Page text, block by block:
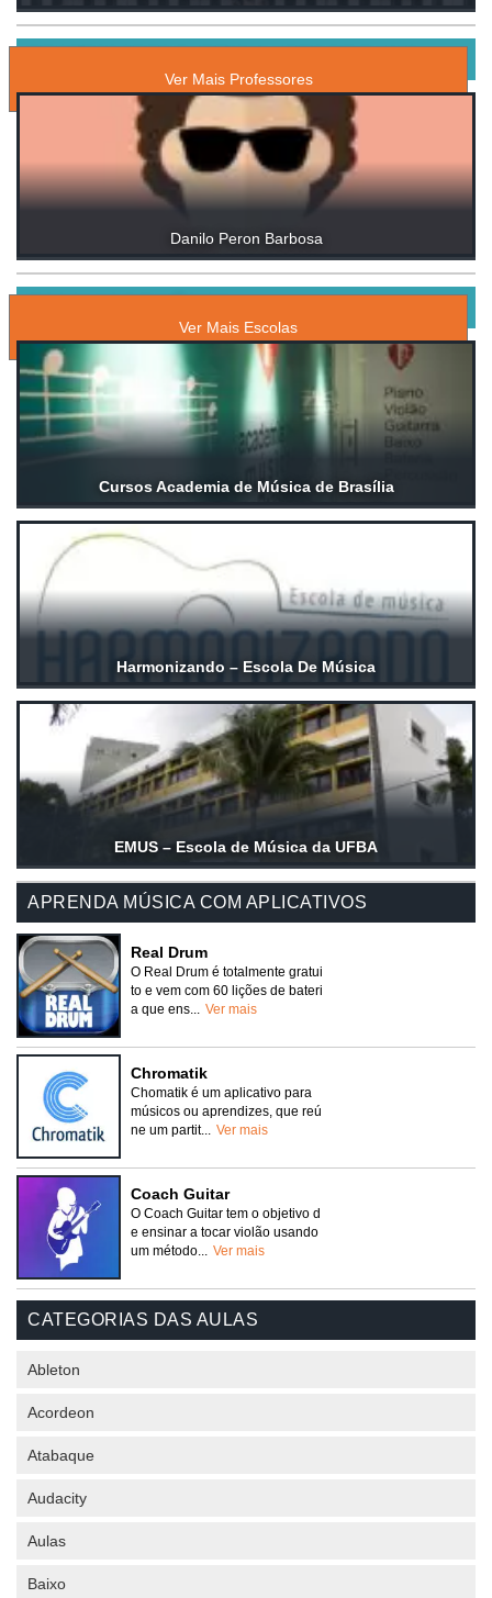
Ver Mais Professores
Danilo Peron Barbosa
Ver Mais Escolas
Cursos Academia de Música de Brasília
Harmonizando – Escola De Música
EMUS – Escola de Música da UFBA
APRENDA MÚSICA COM APLICATIVOS
Real Drum
O Real Drum é totalmente gratui
to e vem com 60 lições de bateri
a que ens... Ver mais
Chromatik
Chomatik é um aplicativo para
músicos ou aprendizes, que reú
ne um partit... Ver mais
Coach Guitar
O Coach Guitar tem o objetivo d
e ensinar a tocar violão usando
um método... Ver mais
CATEGORIAS DAS AULAS
Ableton
Acordeon
Atabaque
Audacity
Aulas
Baixo